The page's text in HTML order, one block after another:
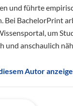
und führte
Bei BachelorPrint
um
und anschaulich
Autor